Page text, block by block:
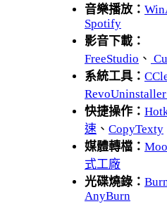
音樂播放：
Spotify
影音下載：
FreeStudio 、
系統工具：
快捷操作：
速 、 CopyTexty
媒體轉檔：
式工廠
光碟燒錄：
AnyBurn